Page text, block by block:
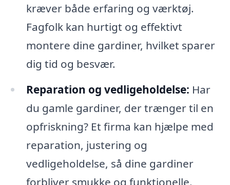
kræver både erfaring og værktøj.
Fagfolk kan hurtigt og effektivt
montere dine gardiner, hvilket sparer
dig tid og besvær.
Reparation og vedligeholdelse: Har
du gamle gardiner, der trænger til en
opfriskning? Et firma kan hjælpe med
reparation, justering og
vedligeholdelse, så dine gardiner
forbliver smukke og funktionelle.